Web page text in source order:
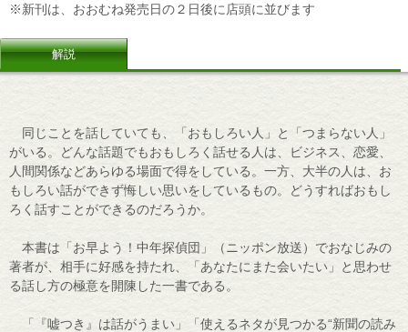
※新刊は、おおむね発売日の２日後に店頭に並びます
解説
同じことを話していても、「おもしろい人」と「つまらない人」
がいる。どんな話題でもおもしろく話せる人は、ビジネス、恋愛、
人間関係などあらゆる場面で得をしている。一方、大半の人は、お
もしろい話ができず悔しい思いをしているもの。どうすればおもし
ろく話すことができるのだろうか。
本書は「お早よう！中年探偵団」（ニッポン放送）でおなじみの
著者が、相手に好感を持たれ、「あなたにまた会いたい」と思わせ
る話し方の極意を開陳した一書である。
「『嘘つき』は話がうまい」「使えるネタが見つかる“新聞の読み